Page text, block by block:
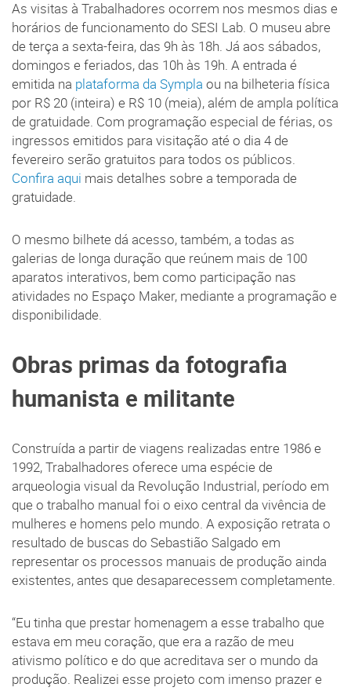
As visitas à Trabalhadores ocorrem nos mesmos dias e
horários de funcionamento do SESI Lab. O museu abre
de terça a sexta-feira, das 9h às 18h. Já aos sábados,
domingos e feriados, das 10h às 19h. A entrada é
emitida na plataforma da Sympla ou na bilheteria física
por R$ 20 (inteira) e R$ 10 (meia), além de ampla política
de gratuidade. Com programação especial de férias, os
ingressos emitidos para visitação até o dia 4 de
fevereiro serão gratuitos para todos os públicos.
Confira aqui mais detalhes sobre a temporada de
gratuidade.
O mesmo bilhete dá acesso, também, a todas as
galerias de longa duração que reúnem mais de 100
aparatos interativos, bem como participação nas
atividades no Espaço Maker, mediante a programação e
disponibilidade.
Obras primas da fotografia
humanista e militante
Construída a partir de viagens realizadas entre 1986 e
1992, Trabalhadores oferece uma espécie de
arqueologia visual da Revolução Industrial, período em
que o trabalho manual foi o eixo central da vivência de
mulheres e homens pelo mundo. A exposição retrata o
resultado de buscas do Sebastião Salgado em
representar os processos manuais de produção ainda
existentes, antes que desaparecessem completamente.
“Eu tinha que prestar homenagem a esse trabalho que
estava em meu coração, que era a razão de meu
ativismo político e do que acreditava ser o mundo da
produção. Realizei esse projeto com imenso prazer e